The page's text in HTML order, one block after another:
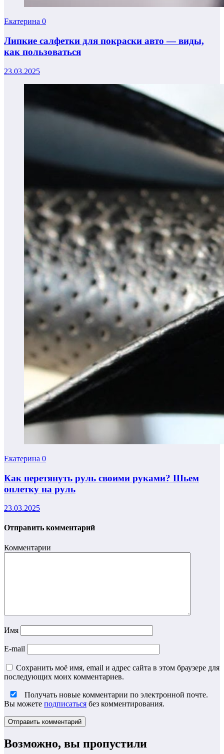
Екатерина 0
Липкие салфетки для покраски авто — виды,
как пользоваться
23.03.2025
Екатерина 0
Как перетянуть руль своими руками? Шьем
оплетку на руль
23.03.2025
Отправить комментарий
Комментарии
Имя
E-mail
Сохранить моё имя, email и адрес сайта в этом браузере для
последующих моих комментариев.
Получать новые комментарии по электронной почте.
Вы можете подписаться без комментирования.
Возможно, вы пропустили